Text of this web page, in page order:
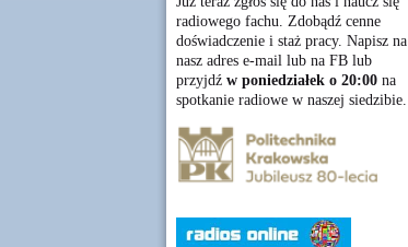
radiowego fachu. Zdobądź cenne
doświadczenie i staż pracy. Napisz na
nasz adres e-mail lub na FB lub
przyjdź w poniedziałek o 20:00na
spotkanie radiowe w naszej siedzibie.